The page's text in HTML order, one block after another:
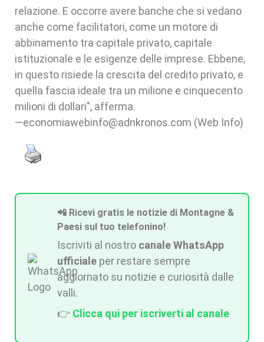
relazione. E occorre avere banche che si vedano
anche come facilitatori, come un motore di
abbinamento tra capitale privato, capitale
istituzionale e le esigenze delle imprese. Ebbene,
in questo risiede la crescita del credito privato, e
quella fascia ideale tra un milione e cinquecento
milioni di dollari", afferma.
—economiawebinfo@adnkronos.com (Web Info)
📲 Ricevi gratis le notizie di Montagne &
Paesi sul tuo telefonino!
Iscriviti al nostro canale WhatsApp
ufficiale per restare sempre
aggiornato su notizie e curiosità dalle
valli.
👉 Clicca qui per iscriverti al canale